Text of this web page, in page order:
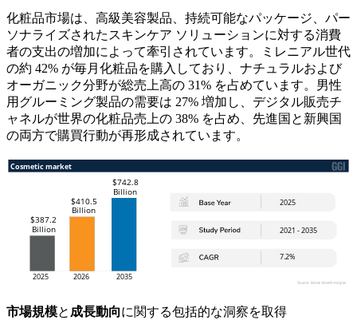
化粧品市場は、高級美容製品、持続可能なパッケージ、パー
ソナライズされたスキンケア ソリューションに対する消費
者の支出の増加によって牽引されています。ミレニアル世代
の約 42% が毎月化粧品を購入しており、ナチュラルおよび
オーガニック分野が総売上高の 31% を占めています。男性
用グルーミング製品の需要は 27% 増加し、デジタル販売チ
ャネルが世界の化粧品売上の 38% を占め、先進国と新興国
の両方で購買行動が再形成されています。
市場規模と成長動向に関する包括的な洞察を取得